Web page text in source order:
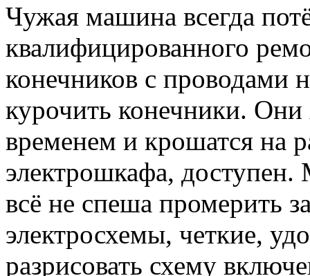
Чужая машина всегда
квалифицированного
конечников с проводами
курочить конечники. Они
временем и крошатся на
электрошкафа,
всё не спеша промерить
электросхемы, четкие,
разрисовать схему